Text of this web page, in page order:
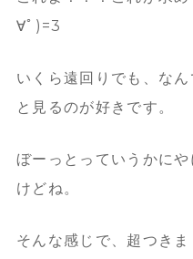
∀ﾟ)=3
いくら遠回りでも、な
と見るのが好きです。
ぼーっとっていうかに
けどね。
そんな感じで、超つき